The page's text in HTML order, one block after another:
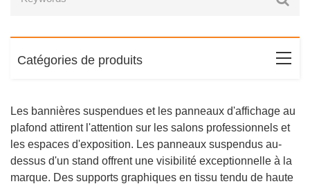
Catégories de produits
Les bannières suspendues et les panneaux d'affichage au
plafond attirent l'attention sur les salons professionnels et
les espaces d'exposition. Les panneaux suspendus au-
dessus d'un stand offrent une visibilité exceptionnelle à la
marque. Des supports graphiques en tissu tendu de haute